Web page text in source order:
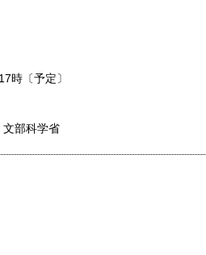
時〔予定〕
文部科学省